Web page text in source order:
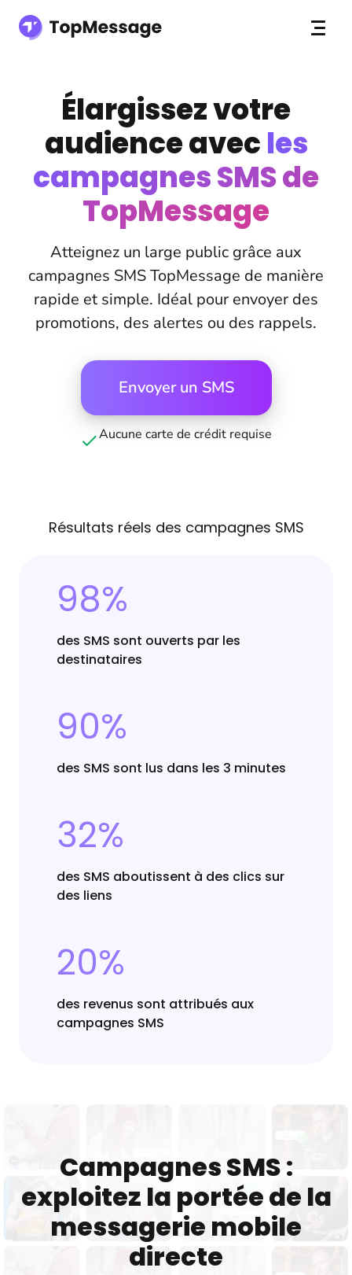
Élargissez votre
audience avecles
campagnes SMS de
TopMessage
Atteignez un large public grâce aux
campagnes SMS TopMessage de manière
rapide et simple. Idéal pour envoyer des
promotions, des alertes ou des rappels.
Envoyer un SMS
Aucune carte de crédit requise
Résultats réels des campagnes SMS
98%
des SMS sont ouverts par les
destinataires
90%
des SMS sont lus dans les 3 minutes
32%
des SMS aboutissent à des clics sur
des liens
20%
des revenus sont attribués aux
campagnes SMS
Campagnes SMS :
exploitez la portée de la
messagerie mobile
directe